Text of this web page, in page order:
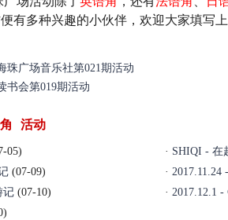
有多种兴趣的小伙伴，欢迎大家填写
珠广场音乐社第021期活动
书会第019期活动
活动
05)
(07-09)
记 (07-10)
· SHIQI - 在
·
· 2017.12.1